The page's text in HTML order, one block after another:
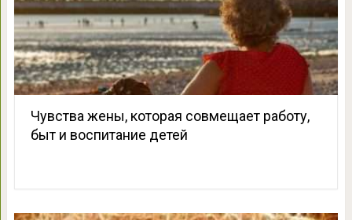
Чувства жены, которая совмещает работу,
быт и воспитание детей